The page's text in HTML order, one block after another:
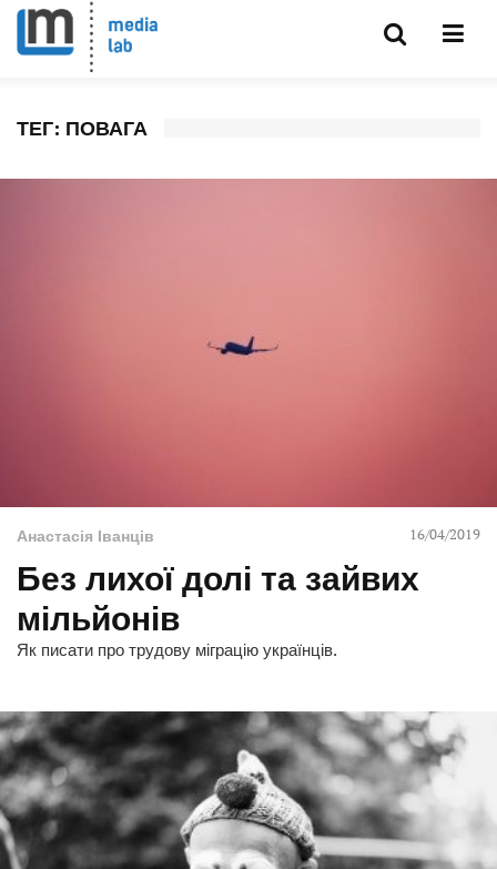
ТЕГ: ПОВАГА
Анастасія Іванців 16/04/2019
Без лихої долі та зайвих
мільйонів
Як писати про трудову міграцію українців.